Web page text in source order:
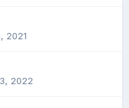
2021
2022